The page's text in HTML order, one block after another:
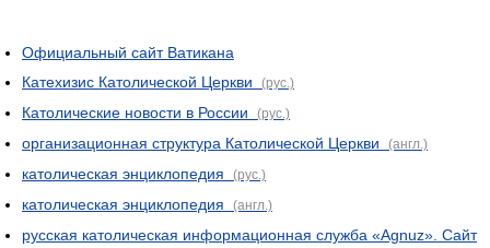
Официальный сайт Ватикана
Катехизис Католической Церкви (рус.)
Католические новости в России (рус.)
организационная структура Католической Церкви (англ.)
католическая энциклопедия (рус.)
католическая энциклопедия (англ.)
русская католическая информационная служба «Agnuz». Сайт